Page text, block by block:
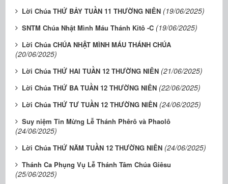
Lời Chúa THỨ BẢY TUẦN 11 THƯỜNG NIÊN (19/06/2025)
SNTM Chúa Nhật Mình Máu Thánh Kitô -C (19/06/2025)
Lời Chúa CHÚA NHẬT MÌNH MÁU THÁNH CHÚA
(20/06/2025)
Lời Chúa THỨ HAI TUẦN 12 THƯỜNG NIÊN (21/06/2025)
Lời Chúa THỨ BA TUẦN 12 THƯỜNG NIÊN (22/06/2025)
Lời Chúa THỨ TƯ TUẦN 12 THƯỜNG NIÊN (24/06/2025)
Suy niệm Tin Mừng Lễ Thánh Phêrô và Phaolô
(24/06/2025)
Lời Chúa THỨ NĂM TUẦN 12 THƯỜNG NIÊN (24/06/2025)
Thánh Ca Phụng Vụ Lễ Thánh Tâm Chúa Giêsu
(25/06/2025)